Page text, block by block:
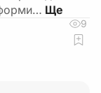
форми…
9